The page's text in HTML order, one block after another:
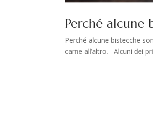
Perché alcune
Perché alcune bistecche
carne all’altro. Alcuni dei